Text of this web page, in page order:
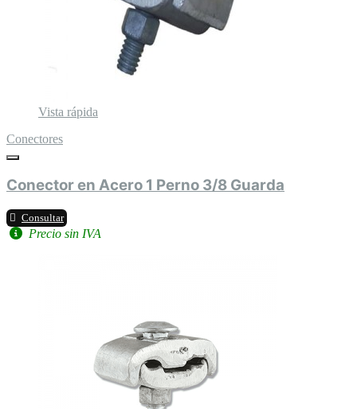
Vista rápida
Conectores
Conector en Acero 1 Perno 3/8 Guarda
Consultar
Precio sin IVA